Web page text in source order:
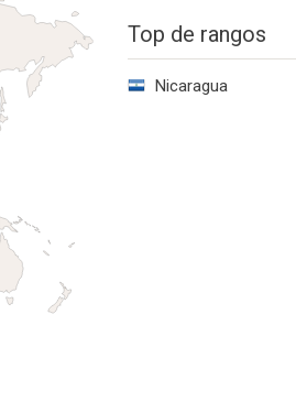
Top de rangos
Nicaragua